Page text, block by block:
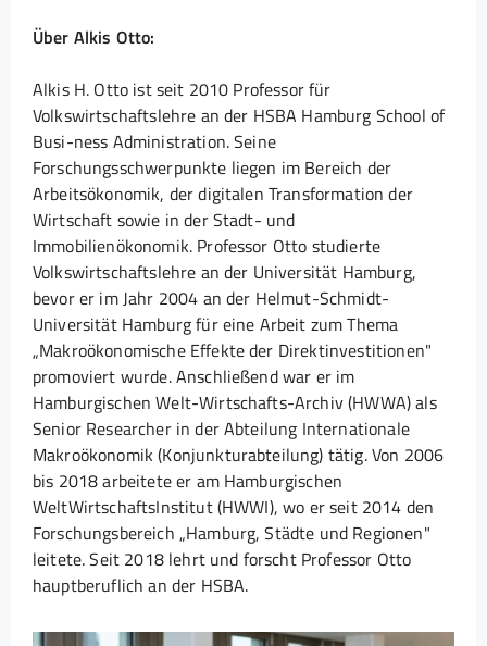
Über Alkis Otto:
Alkis H. Otto ist seit 2010 Professor für
Volkswirtschaftslehre an der HSBA Hamburg School of
Busi-ness Administration. Seine
Forschungsschwerpunkte liegen im Bereich der
Arbeitsökonomik, der digitalen Transformation der
Wirtschaft sowie in der Stadt- und
Immobilienökonomik. Professor Otto studierte
Volkswirtschaftslehre an der Universität Hamburg,
bevor er im Jahr 2004 an der Helmut-Schmidt-
Universität Hamburg für eine Arbeit zum Thema
„Makroökonomische Effekte der Direktinvestitionen"
promoviert wurde. Anschließend war er im
Hamburgischen Welt-Wirtschafts-Archiv (HWWA) als
Senior Researcher in der Abteilung Internationale
Makroökonomik (Konjunkturabteilung) tätig. Von 2006
bis 2018 arbeitete er am Hamburgischen
WeltWirtschaftsInstitut (HWWI), wo er seit 2014 den
Forschungsbereich „Hamburg, Städte und Regionen"
leitete. Seit 2018 lehrt und forscht Professor Otto
hauptberuflich an der HSBA.